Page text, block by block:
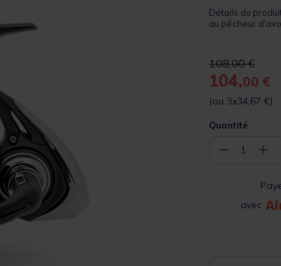
Détails du
au pêcheur
Price reduced
108,00 €to
104,00 €
(ou 3x34,67 €)
Quantité
− 1 +
avec